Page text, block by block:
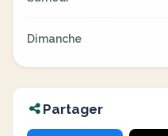
Dimanche
Partager